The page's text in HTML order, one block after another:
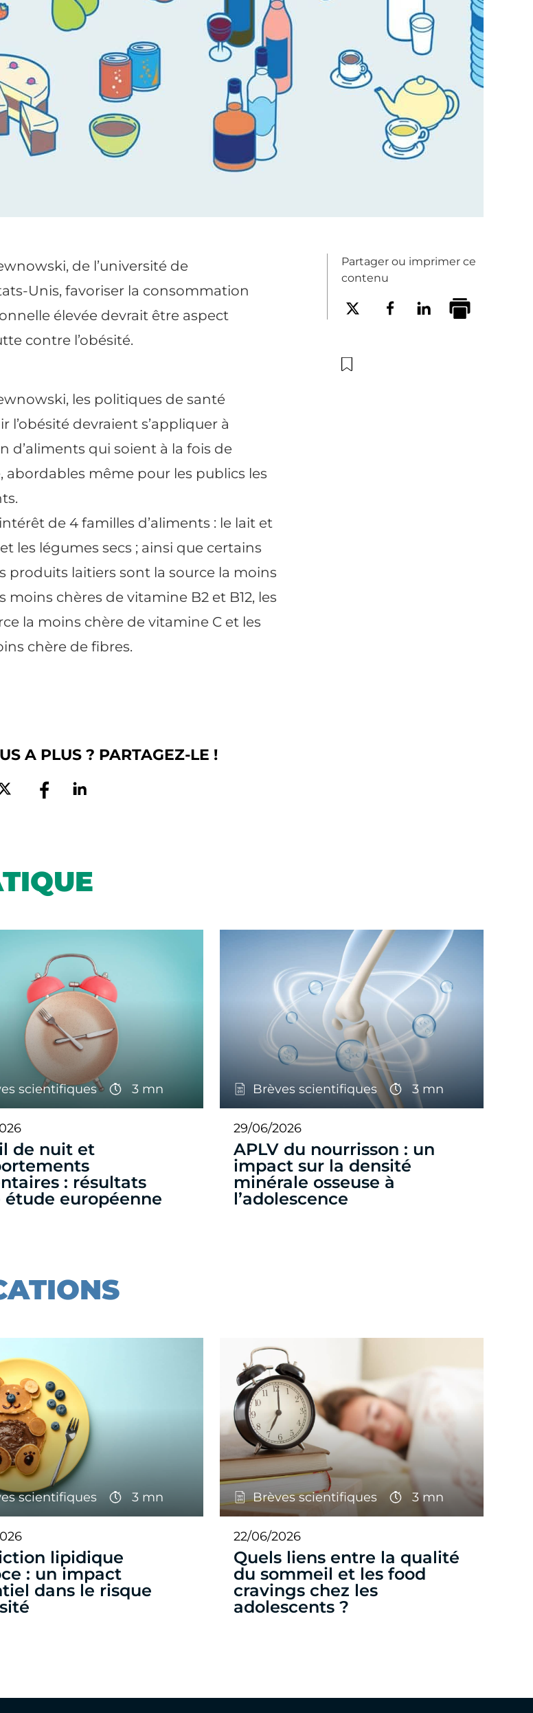
de l’université de
Unis, favoriser la consommation
élevée devrait être aspect
contre l’obésité.
les politiques de santé
devraient s’appliquer à
d’aliments qui soient à la fois de
abordables même pour les publics les
de 4 familles d’aliments : le lait et
les légumes secs ; ainsi que certains
produits laitiers sont la source la moins
moins chères de vitamine B2 et B12, les
la moins chère de vitamine C et les
chère de fibres.
A PLUS ? PARTAGEZ-LE !
Partager ou imprimer ce
contenu
scientifiques 3 mn
de nuit et
: résultats
étude européenne
Brèves scientifiques 3 mn
29/06/2026
APLV du nourrisson : un
impact sur la densité
minérale osseuse à
l’adolescence
scientifiques 3 mn
lipidique
: un impact
dans le risque
Brèves scientifiques 3 mn
22/06/2026
Quels liens entre la qualité
du sommeil et les food
cravings chez les
adolescents ?